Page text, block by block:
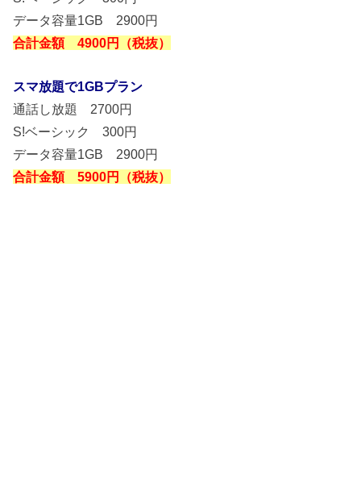
データ容量1GB 2900円
合計金額 4900円（税抜）
スマ放題で1GBプラン
通話し放題 2700円
S!ベーシック 300円
データ容量1GB 2900円
合計金額 5900円（税抜）